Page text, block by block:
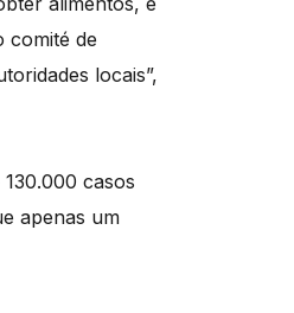
comité de
locais”,
casos
apenas um